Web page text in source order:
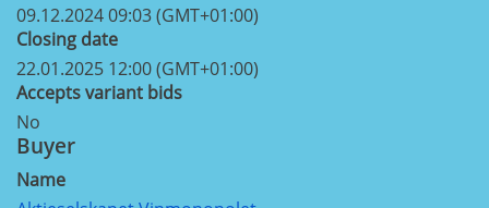
09.12.2024 09:03 (GMT+01:00)
Closing date
22.01.2025 12:00 (GMT+01:00)
Accepts variant bids
No
Buyer
Name